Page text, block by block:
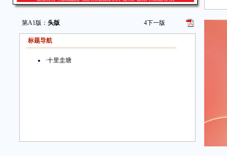
第A1版： 头版 4下一版
标题导航
·十里圭塘